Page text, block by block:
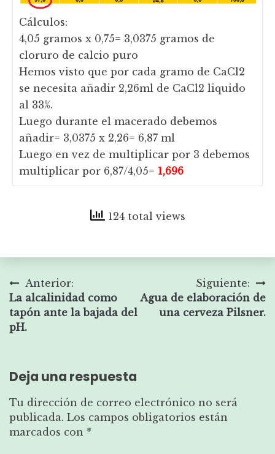
Cálculos:
4,05 gramos x 0,75= 3,0375 gramos de
cloruro de calcio puro
Hemos visto que por cada gramo de CaCl2
se necesita añadir 2,26ml de CaCl2 liquido
al 33%.
Luego durante el macerado debemos
añadir= 3,0375 x 2,26= 6,87 ml
Luego en vez de multiplicar por 3 debemos
multiplicar por 6,87/4,05= 1,696
124 total views
Navegación
de
entradas
Anterior:
La alcalinidad como
tapón ante la bajada del
pH.
Siguiente:
Agua de elaboración de
una cerveza Pilsner.
Deja una respuesta
Tu dirección de correo electrónico no será
publicada. Los campos obligatorios están
marcados con *